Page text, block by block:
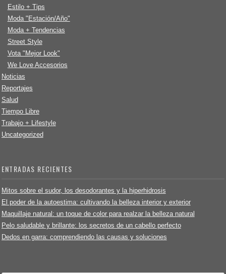
Estilo + Tips
Moda "Estación/Año"
Moda + Tendencias
Street Style
Vota "Mejor Look"
We Love Accesorios
Noticias
Reportajes
Salud
Tiempo Libre
Trabajo + Lifestyle
Uncategorized
ENTRADAS RECIENTES
Mitos sobre el sudor, los desodorantes y la hiperhidrosis
El poder de la autoestima: cultivando la belleza interior y exterior
Maquillaje natural: un toque de color para realzar la belleza natural
Pelo saludable y brillante: los secretos de un cabello perfecto
Dedos en garra: comprendiendo las causas y soluciones